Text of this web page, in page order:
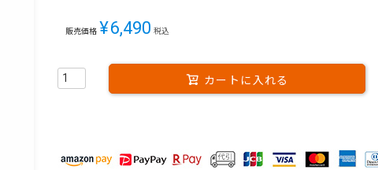
販売価格 ¥6,490 税込
カートに入れる